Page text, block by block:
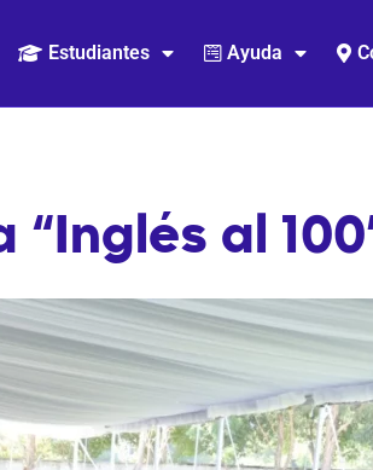
Estudiantes Ayuda
al